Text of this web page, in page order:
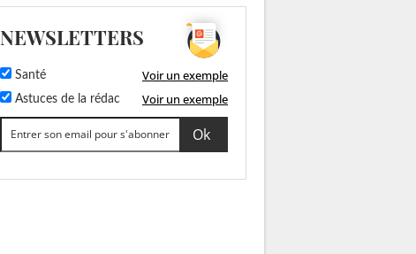
NEWSLETTERS
Santé Voir un exemple
Astuces de la rédac Voir un exemple